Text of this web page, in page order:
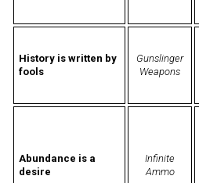
History is written by
fools
Gunslinger
Weapons
Abundance is a
desire
Infinite
Ammo